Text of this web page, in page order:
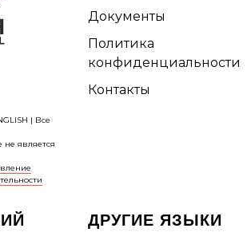
| Все
является
Документы
Политика
конфиденциальности
Контакты
ДРУГИЕ ЯЗЫКИ